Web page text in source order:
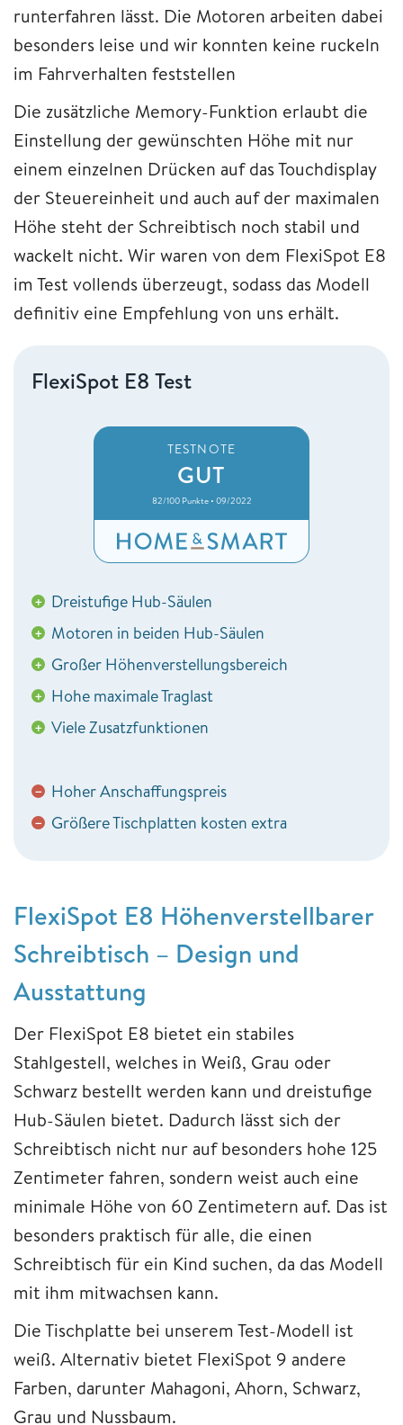
runterfahren lässt. Die Motoren arbeiten dabei
besonders leise und wir konnten keine ruckeln
im Fahrverhalten feststellen
Die zusätzliche Memory-Funktion erlaubt die
Einstellung der gewünschten Höhe mit nur
einem einzelnen Drücken auf das Touchdisplay
der Steuereinheit und auch auf der maximalen
Höhe steht der Schreibtisch noch stabil und
wackelt nicht. Wir waren von dem FlexiSpot E8
im Test vollends überzeugt, sodass das Modell
definitiv eine Empfehlung von uns erhält.
FlexiSpot E8 Test
TESTNOTE
GUT
82/100 Punkte • 09/2022
+ Dreistufige Hub-Säulen
+ Motoren in beiden Hub-Säulen
+ Großer Höhenverstellungsbereich
+ Hohe maximale Traglast
+ Viele Zusatzfunktionen
− Hoher Anschaffungspreis
− Größere Tischplatten kosten extra
FlexiSpot E8 Höhenverstellbarer
Schreibtisch – Design und
Ausstattung
Der FlexiSpot E8 bietet ein stabiles
Stahlgestell, welches in Weiß, Grau oder
Schwarz bestellt werden kann und dreistufige
Hub-Säulen bietet. Dadurch lässt sich der
Schreibtisch nicht nur auf besonders hohe 125
Zentimeter fahren, sondern weist auch eine
minimale Höhe von 60 Zentimetern auf. Das ist
besonders praktisch für alle, die einen
Schreibtisch für ein Kind suchen, da das Modell
mit ihm mitwachsen kann.
Die Tischplatte bei unserem Test-Modell ist
weiß. Alternativ bietet FlexiSpot 9 andere
Farben, darunter Mahagoni, Ahorn, Schwarz,
Grau und Nussbaum.